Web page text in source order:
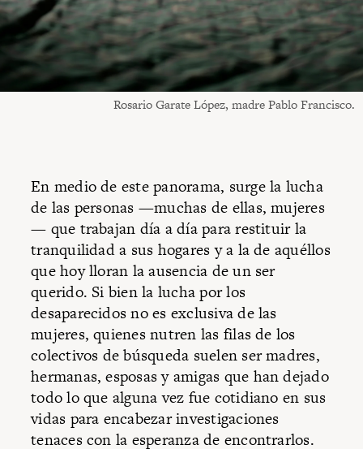
Rosario Garate López, madre Pablo Francisco.
En medio de este panorama, surge la lucha
de las personas —muchas de ellas, mujeres
— que trabajan día a día para restituir la
tranquilidad a sus hogares y a la de aquéllos
que hoy lloran la ausencia de un ser
querido. Si bien la lucha por los
desaparecidos no es exclusiva de las
mujeres, quienes nutren las filas de los
colectivos de búsqueda suelen ser madres,
hermanas, esposas y amigas que han dejado
todo lo que alguna vez fue cotidiano en sus
vidas para encabezar investigaciones
tenaces con la esperanza de encontrarlos.